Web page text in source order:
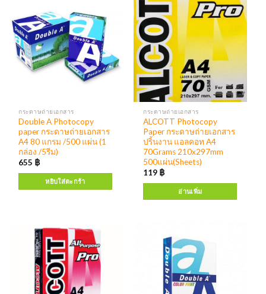
กระดาษถ่ายเอกสาร
ALCOTT Photocopy
Paper กระดาษถ่ายเอกสาร
ปริ้นงาน แอลคอท A4
70Grams 210x297mm
500แผ่น(Sheets)
119 ฿
อ่านเพิ่ม
กระดาษถ่ายเอกสาร
Double A Photocopy
paper กระดาษถ่ายเอกสาร
A4 80 แกรม /500 แผ่น (1
กล่อง /5รีม)
655 ฿
หยิบใส่ตะกร้า